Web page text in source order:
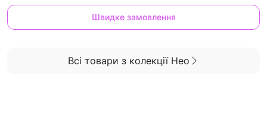
Швидке замовлення
Всі товари з колекції Нео